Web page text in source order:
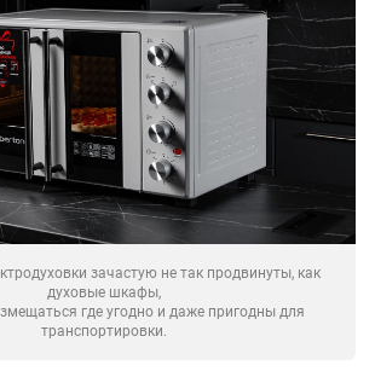
зачастую не так продвинуты, как
духовые шкафы,
где угодно и даже пригодны для
транспортировки.